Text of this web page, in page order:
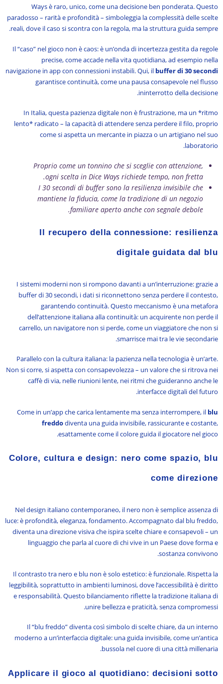
Ways è raro, unico, come una decisione ben ponderata. Questo
paradosso – rarità e profondità – simboleggia la complessità delle scelte
reali, dove il caso si scontra con la regola, ma la struttura guida sempre.
Il “caso” nel gioco non è caos: è un’onda di incertezza gestita da regole
precise, come accade nella vita quotidiana, ad esempio nella
navigazione in app con connessioni instabili. Qui, il buffer di 30 secondi
garantisce continuità, come una pausa consapevole nel flusso
ininterrotto della decisione.
In Italia, questa pazienza digitale non è frustrazione, ma un *ritmo
lento* radicato – la capacità di attendere senza perdere il filo, proprio
come si aspetta un mercante in piazza o un artigiano nel suo
laboratorio.
Proprio come un tonnino che si sceglie con attenzione,
ogni scelta in Dice Ways richiede tempo, non fretta.
I 30 secondi di buffer sono la resilienza invisibile che
mantiene la fiducia, come la tradizione di un negozio
familiare aperto anche con segnale debole.
Il recupero della connessione: resilienza
digitale guidata dal blu
I sistemi moderni non si rompono davanti a un’interruzione: grazie a
buffer di 30 secondi, i dati si riconnettono senza perdere il contesto,
garantendo continuità. Questo meccanismo è una metafora
dell’attenzione italiana alla continuità: un acquirente non perde il
carrello, un navigatore non si perde, come un viaggiatore che non si
smarrisce mai tra le vie secondarie.
Parallelo con la cultura italiana: la pazienza nella tecnologia è un’arte.
Non si corre, si aspetta con consapevolezza – un valore che si ritrova nei
caffè di via, nelle riunioni lente, nei ritmi che guideranno anche le
interfacce digitali del futuro.
Come in un’app che carica lentamente ma senza interrompere, il blu
freddodiventa una guida invisibile, rassicurante e costante,
esattamente come il colore guida il giocatore nel gioco.
Colore, cultura e design: nero come spazio, blu
come direzione
Nel design italiano contemporaneo, il nero non è semplice assenza di
luce: è profondità, eleganza, fondamento. Accompagnato dal blu freddo,
diventa una direzione visiva che ispira scelte chiare e consapevoli – un
linguaggio che parla al cuore di chi vive in un Paese dove forma e
sostanza convivono.
Il contrasto tra nero e blu non è solo estetico: è funzionale. Rispetta la
leggibilità, soprattutto in ambienti luminosi, dove l’accessibilità è diritto
e responsabilità. Questo bilanciamento riflette la tradizione italiana di
unire bellezza e praticità, senza compromessi.
Il “blu freddo” diventa così simbolo di scelte chiare, da un interno
moderno a un’interfaccia digitale: una guida invisibile, come un’antica
bussola nel cuore di una città millenaria.
Applicare il gioco al quotidiano: decisioni sotto